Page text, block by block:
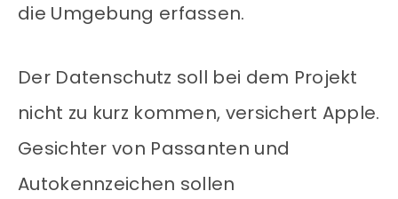
die Umgebung erfassen.
Der Datenschutz soll bei dem Projekt
nicht zu kurz kommen, versichert Apple.
Gesichter von Passanten und
Autokennzeichen sollen